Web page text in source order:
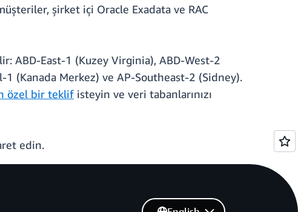
şirket içi Oracle Exadata ve RAC
ABD-East-1 (Kuzey Virginia), ABD-West-2
(Kanada Merkez) ve AP-Southeast-2 (Sidney).
özel bir teklif isteyin ve veri tabanlarınızı
edin.